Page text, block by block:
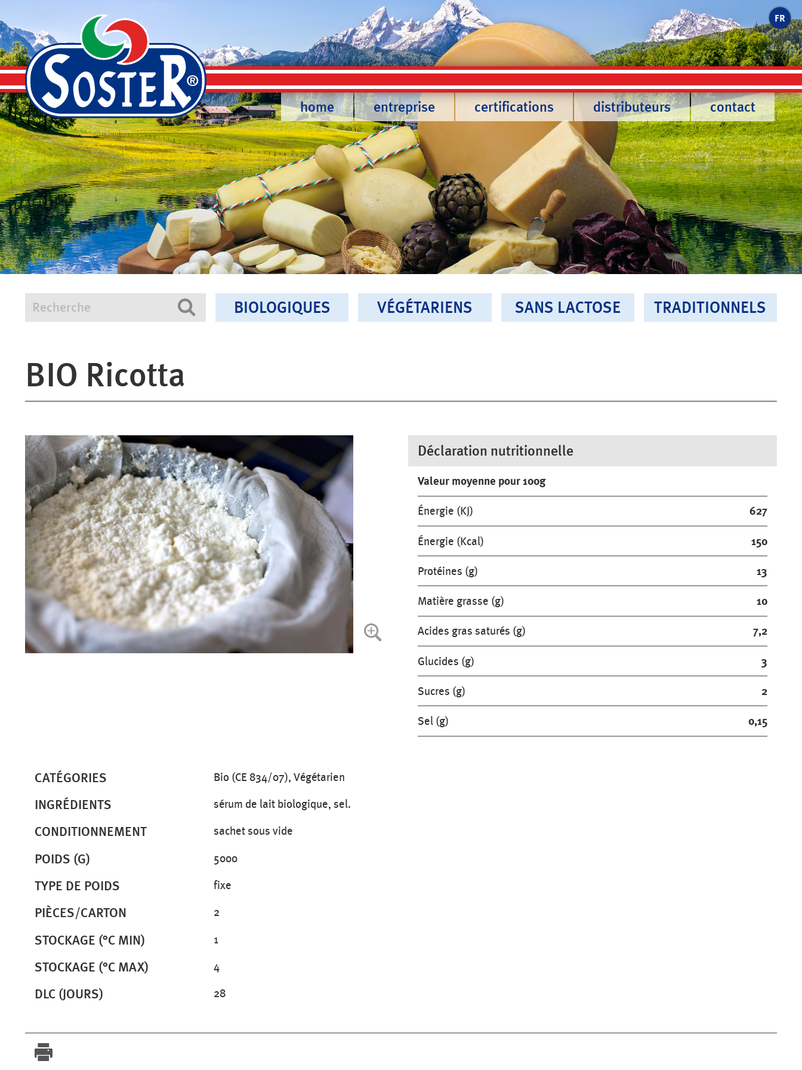
FR
home entreprise certifications distributeurs contact
Recherche RechercheBIOLOGIQUES VÉGÉTARIENS SANS LACTOSE TRADITIONNELS
BIO Ricotta
Déclaration nutritionnelle
Valeur moyenne pour 100g
Énergie (KJ) 627
Énergie (Kcal) 150
Protéines (g) 13
Matière grasse (g) 10
Acides gras saturés (g) 7,2
Glucides (g) 3
Sucres (g) 2
Sel (g) 0,15
CATÉGORIES Bio (CE 834/07), Végétarien
INGRÉDIENTS sérum de lait biologique, sel.
CONDITIONNEMENT sachet sous vide
POIDS (G) 5000
TYPE DE POIDS fixe
PIÈCES/CARTON 2
STOCKAGE (°C MIN) 1
STOCKAGE (°C MAX) 4
DLC (JOURS) 28